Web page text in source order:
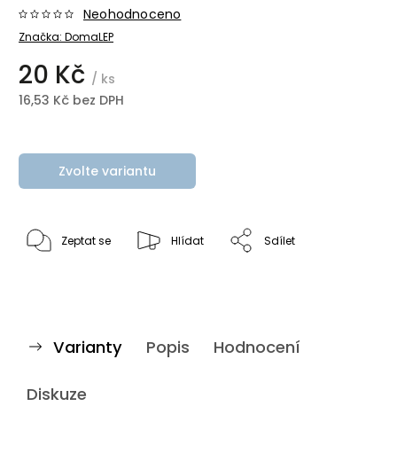
Značka: DomaLEP
Neohodnoceno
20 Kč / ks
16,53 Kč bez DPH
Zvolte variantu
Zeptat se Hlídat Sdílet
Varianty Popis Hodnocení
Diskuze